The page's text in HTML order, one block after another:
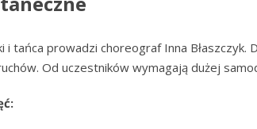
i tańca prowadzi choreograf Inna Błaszczyk.
Od uczestników wymagają dużej